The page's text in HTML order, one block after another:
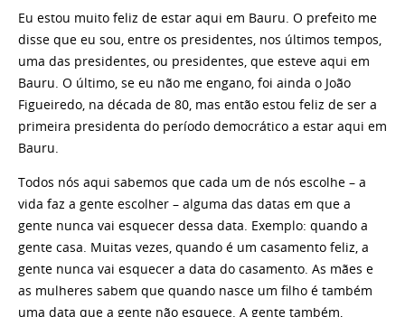
Eu estou muito feliz de estar aqui em Bauru. O prefeito me
disse que eu sou, entre os presidentes, nos últimos tempos,
uma das presidentes, ou presidentes, que esteve aqui em
Bauru. O último, se eu não me engano, foi ainda o João
Figueiredo, na década de 80, mas então estou feliz de ser a
primeira presidenta do período democrático a estar aqui em
Bauru.
Todos nós aqui sabemos que cada um de nós escolhe – a
vida faz a gente escolher – alguma das datas em que a
gente nunca vai esquecer dessa data. Exemplo: quando a
gente casa. Muitas vezes, quando é um casamento feliz, a
gente nunca vai esquecer a data do casamento. As mães e
as mulheres sabem que quando nasce um filho é também
uma data que a gente não esquece. A gente também,